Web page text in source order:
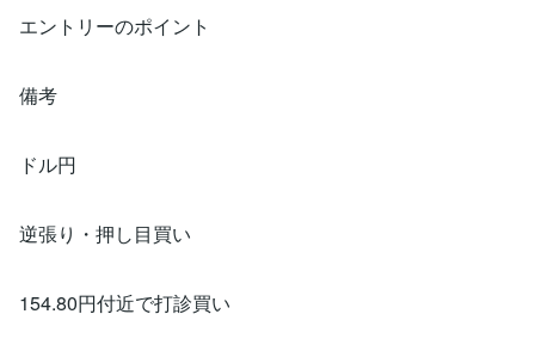
エントリーのポイント
備考
ドル円
逆張り・押し目買い
154.80円付近で打診買い